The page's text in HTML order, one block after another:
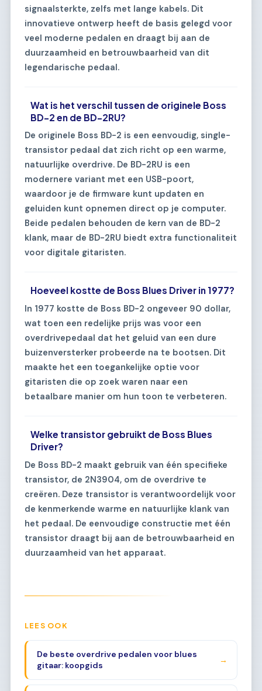
signaalsterkte, zelfs met lange kabels. Dit
innovatieve ontwerp heeft de basis gelegd voor
veel moderne pedalen en draagt bij aan de
duurzaamheid en betrouwbaarheid van dit
legendarische pedaal.
Wat is het verschil tussen de originele Boss
BD-2 en de BD-2RU?
De originele Boss BD-2 is een eenvoudig, single-
transistor pedaal dat zich richt op een warme,
natuurlijke overdrive. De BD-2RU is een
modernere variant met een USB-poort,
waardoor je de firmware kunt updaten en
geluiden kunt opnemen direct op je computer.
Beide pedalen behouden de kern van de BD-2
klank, maar de BD-2RU biedt extra functionaliteit
voor digitale gitaristen.
Hoeveel kostte de Boss Blues Driver in 1977?
In 1977 kostte de Boss BD-2 ongeveer 90 dollar,
wat toen een redelijke prijs was voor een
overdrivepedaal dat het geluid van een dure
buizenversterker probeerde na te bootsen. Dit
maakte het een toegankelijke optie voor
gitaristen die op zoek waren naar een
betaalbare manier om hun toon te verbeteren.
Welke transistor gebruikt de Boss Blues
Driver?
De Boss BD-2 maakt gebruik van één specifieke
transistor, de 2N3904, om de overdrive te
creëren. Deze transistor is verantwoordelijk voor
de kenmerkende warme en natuurlijke klank van
het pedaal. De eenvoudige constructie met één
transistor draagt bij aan de betrouwbaarheid en
duurzaamheid van het apparaat.
LEES OOK
De beste overdrive pedalen voor blues
gitaar: koopgids
→